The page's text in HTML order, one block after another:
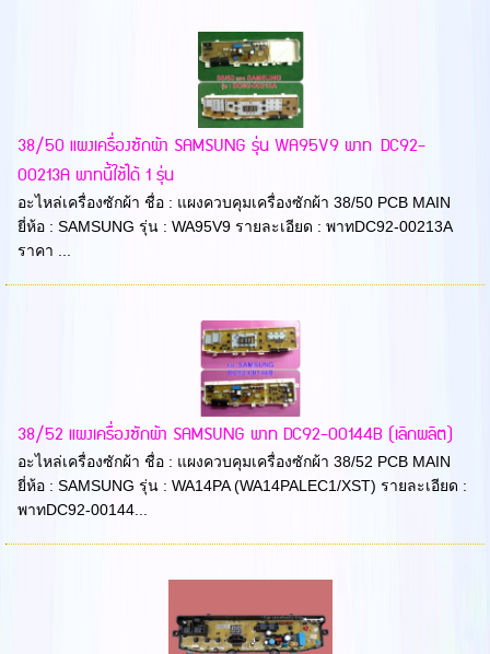
38/50 แผงเครื่องซักผ้า SAMSUNG รุ่น WA95V9 พาท DC92-
00213A พาทนี้ใช้ได้ 1 รุ่น
อะไหล่เครื่องซักผ้า ชื่อ : แผงควบคุมเครื่องซักผ้า 38/50 PCB MAIN
ยี่ห้อ : SAMSUNG รุ่น : WA95V9 รายละเอียด : พาทDC92-00213A
ราคา ...
38/52 แผงเครื่องซักผ้า SAMSUNG พาท DC92-00144B (เลิกผลิต)
อะไหล่เครื่องซักผ้า ชื่อ : แผงควบคุมเครื่องซักผ้า 38/52 PCB MAIN
ยี่ห้อ : SAMSUNG รุ่น : WA14PA (WA14PALEC1/XST) รายละเอียด :
พาทDC92-00144...